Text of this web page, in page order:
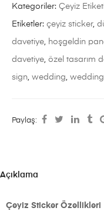
Kategoriler: Çeyiz
Etiketler: çeyiz sticker,
davetiye, hoşgeldin
davetiye, özel tasarım
sign, wedding,
Paylaş:
Açıklama
Çeyiz Sticker Özellikleri